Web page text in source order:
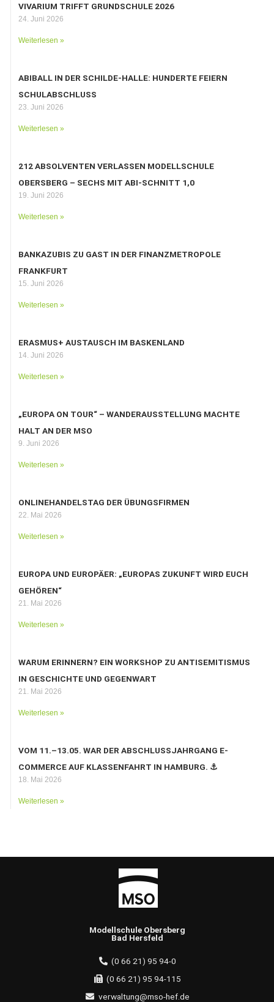
VIVARIUM TRIFFT GRUNDSCHULE 2026
24. Juni 2026
Weiterlesen »
ABIBALL IN DER SCHILDE-HALLE: HUNDERTE FEIERN
SCHULABSCHLUSS
23. Juni 2026
Weiterlesen »
212 ABSOLVENTEN VERLASSEN MODELLSCHULE
OBERSBERG – SECHS MIT ABI-SCHNITT 1,0
19. Juni 2026
Weiterlesen »
BANKAZUBIS ZU GAST IN DER FINANZMETROPOLE
FRANKFURT
15. Juni 2026
Weiterlesen »
ERASMUS+ AUSTAUSCH IM BASKENLAND
14. Juni 2026
Weiterlesen »
„EUROPA ON TOUR“ – WANDERAUSSTELLUNG MACHTE
HALT AN DER MSO
9. Juni 2026
Weiterlesen »
ONLINEHANDELSTAG DER ÜBUNGSFIRMEN
22. Mai 2026
Weiterlesen »
EUROPA UND EUROPÄER: „EUROPAS ZUKUNFT WIRD EUCH
GEHÖREN“
21. Mai 2026
Weiterlesen »
WARUM ERINNERN? EIN WORKSHOP ZU ANTISEMITISMUS
IN GESCHICHTE UND GEGENWART
21. Mai 2026
Weiterlesen »
VOM 11.–13.05. WAR DER ABSCHLUSSJAHRGANG E-
COMMERCE AUF KLASSENFAHRT IN HAMBURG. ⚓️
18. Mai 2026
Weiterlesen »
Modellschule Obersberg
Bad Hersfeld
(0 66 21) 95 94-0
(0 66 21) 95 94-115
verwaltung@mso-hef.de